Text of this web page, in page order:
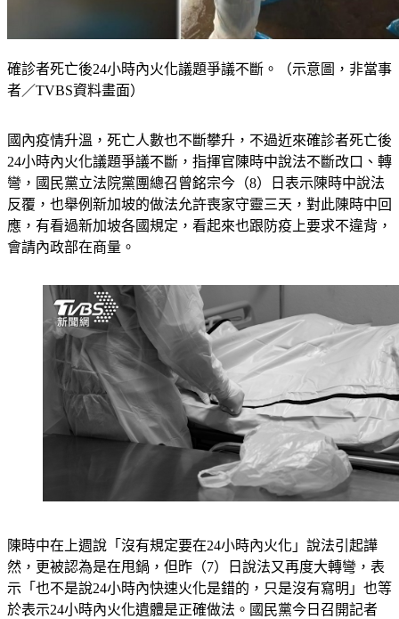
確診者死亡後24小時內火化議題爭議不斷。（示意圖，非當事
者／TVBS資料畫面）
國內疫情升溫，死亡人數也不斷攀升，不過近來確診者死亡後
24小時內火化議題爭議不斷，指揮官陳時中說法不斷改口、轉
彎，國民黨立法院黨團總召曾銘宗今（8）日表示陳時中說法
反覆，也舉例新加坡的做法允許喪家守靈三天，對此陳時中回
應，有看過新加坡各國規定，看起來也跟防疫上要求不違背，
會請內政部在商量。
陳時中在上週說「沒有規定要在24小時內火化」說法引起譁
然，更被認為是在甩鍋，但昨（7）日說法又再度大轉彎，表
示「也不是說24小時內快速火化是錯的，只是沒有寫明」也等
於表示24小時內火化遺體是正確做法。國民黨今日召開記者